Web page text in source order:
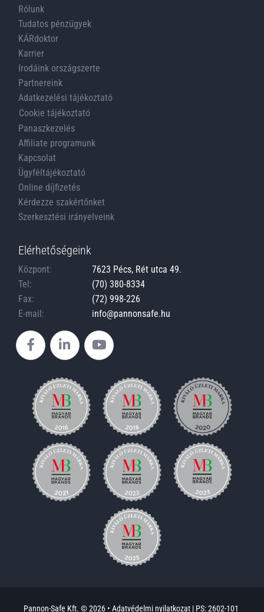
Rólunk
Tudatos pénzügyek
KÁRdoktor
Karrier
Irodáink országszerte
Partnereink
Adatkezelési tájékoztató
Cookie tájékoztató
Panaszkezelés
Affiliate programunk
Kapcsolat
Ügyféltájékoztató
Online díjfizetés
Kérdezze szakértőnket
Szerkesztési irányelveink
Elérhetőségeink
Központ:
7623 Pécs, Rét utca 49.
Tel:
(70) 380-8334
Fax:
(72) 998-226
E-mail:
info@pannonsafe.hu
Pannon-Safe Kft. © 2026 • Adatvédelmi nyilatkozat | PS: 2602-101